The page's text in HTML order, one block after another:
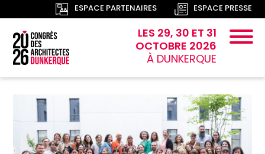
ESPACE PARTENAIRES ESPACE PRESSE
LES 29, 30 ET 31
OCTOBRE 2026
À DUNKERQUE